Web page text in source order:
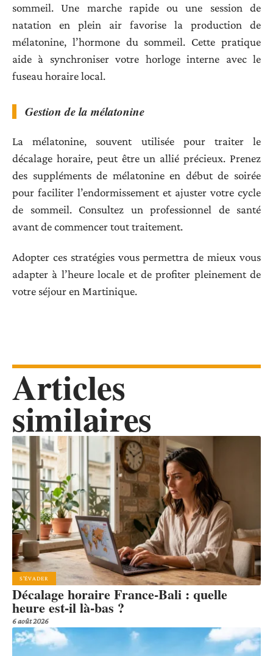
sommeil. Une marche rapide ou une session de
natation en plein air favorise la production de
mélatonine, l’hormone du sommeil. Cette pratique
aide à synchroniser votre horloge interne avec le
fuseau horaire local.
Gestion de la mélatonine
La mélatonine, souvent utilisée pour traiter le
décalage horaire, peut être un allié précieux. Prenez
des suppléments de mélatonine en début de soirée
pour faciliter l’endormissement et ajuster votre cycle
de sommeil. Consultez un professionnel de santé
avant de commencer tout traitement.
Adopter ces stratégies vous permettra de mieux vous
adapter à l’heure locale et de profiter pleinement de
votre séjour en Martinique.
Articles
similaires
S'ÉVADER
Décalage horaire France-Bali : quelle
heure est-il là-bas ?
6 août 2026